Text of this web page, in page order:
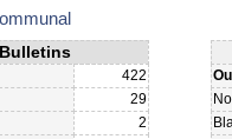
Bulletins
422
29
2